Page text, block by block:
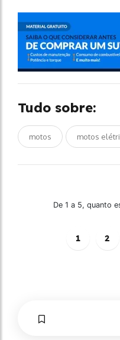
Tudo sobre:
motos motos
De 1 a 5, quanto
1 2